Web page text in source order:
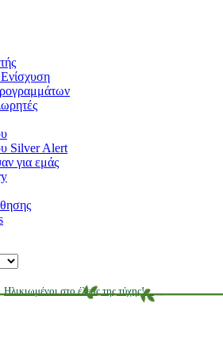
Silver Alert
για εμάς
Ηλικιωμένοι στο έλεος της τύχης! ...